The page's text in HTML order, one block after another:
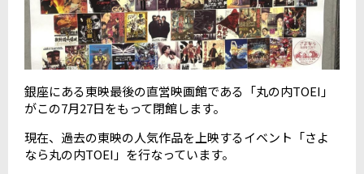
銀座にある東映最後の直営映画館である「丸の内TOEI」
がこの7月27日をもって閉館します。
現在、過去の東映の人気作品を上映するイベント「さよ
なら丸の内TOEI」を行なっています。